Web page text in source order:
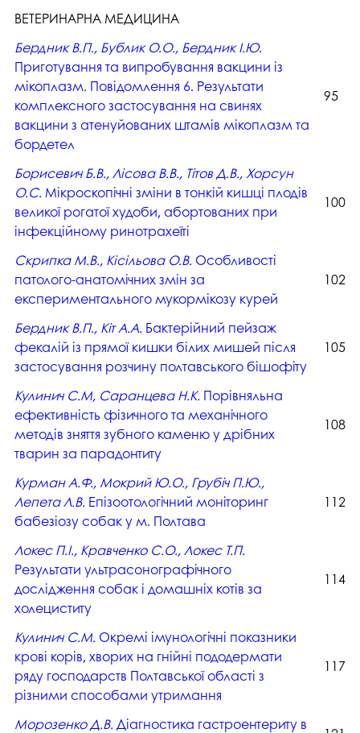
ВЕТЕРИНАРНА МЕДИЦИНА
Бердник В.П., Бублик О.О., Бердник І.Ю.
Приготування та випробування вакцини із
мікоплазм. Повідомлення 6. Результати
комплексного застосування на свинях
вакцини з атенуйованих штамів мікоплазм та
бордетел
95
Борисевич Б.В., Лісова В.В., Тітов Д.В., Хорсун
О.С. Мікроскопічні зміни в тонкій кишці плодів
великої рогатої худоби, абортованих при
інфекційному ринотрахеїті
100
Скрипка М.В., Кісільова О.В. Особливості
патолого-анатомічних змін за
експериментального мукормікозу курей
102
Бердник В.П., Кіт А.А. Бактерійний пейзаж
фекалій із прямої кишки білих мишей після
застосування розчину полтавського бішофіту
105
Кулинич С.М, Cаранцева Н.К. Порівняльна
ефективність фізичного та механічного
методів зняття зубного каменю у дрібних
тварин за парадонтиту
108
Курман А.Ф., Мокрий Ю.О., Грубіч П.Ю.,
Лепета Л.В. Епізоотологічний моніторинг
бабезіозу собак у м. Полтава
112
Локес П.І., Кравченко С.О., Локес Т.П.
Результати ультрасонографічного
дослідження собак і домашніх котів за
холециститу
114
Кулинич С.М. Окремі імунологічні показники
крові корів, хворих на гнійні пододермати
ряду господарств Полтавської області з
різними способами утримання
117
Морозенко Д.В. Діагностика гастроентериту в